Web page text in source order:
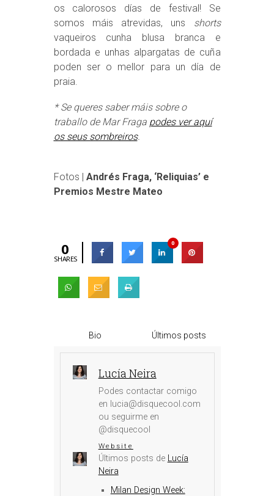
os calorosos días de festival! Se
somos máis atrevidas, uns shorts
vaqueiros cunha blusa branca e
bordada e unhas alpargatas de cuña
poden ser o mellor para un día de
praia.
* Se queres saber máis sobre o
traballo de Mar Fraga podes ver aquí
os seus sombreiros.
Fotos | Andrés Fraga, ‘Reliquias’ e
Premios Mestre Mateo
0
SHARES
0
Bio Últimos posts
Lucía Neira
Podes contactar comigo
en lucia@disquecool.com
ou seguirme en
@disquecool
Website
Últimos posts de Lucía
Neira
Milan Design Week: